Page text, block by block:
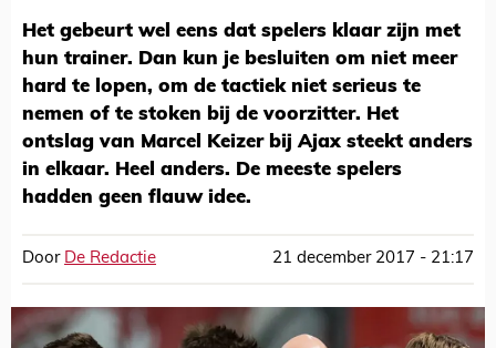
Het gebeurt wel eens dat spelers klaar zijn met
hun trainer. Dan kun je besluiten om niet meer
hard te lopen, om de tactiek niet serieus te
nemen of te stoken bij de voorzitter. Het
ontslag van Marcel Keizer bij Ajax steekt anders
in elkaar. Heel anders. De meeste spelers
hadden geen flauw idee.
Door De Redactie 21 december 2017 - 21:17